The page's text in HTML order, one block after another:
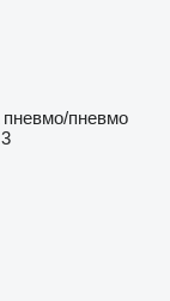
пневмо/пневмо
3